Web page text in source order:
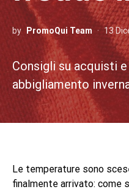
by PromoQui Team 13
Consigli su acquisti
abbigliamento
Le temperature sono
finalmente arrivato: come